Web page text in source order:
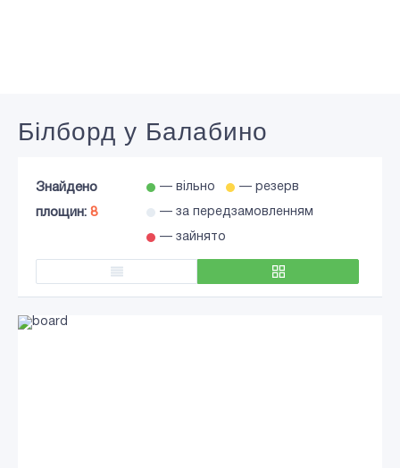
Білборд у Балабино
Знайдено
площин: 8
— вільно — резерв
— за передзамовленням
— зайнято